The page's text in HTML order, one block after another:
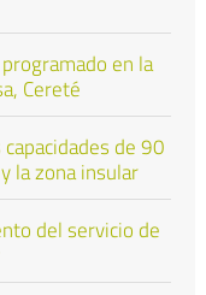
en la
Cereté
de 90
la zona insular
del servicio de